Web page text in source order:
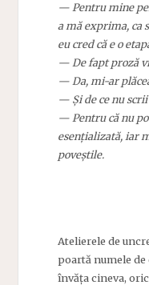
— Pentru mine
a mă exprima, ca
eu cred că e o
— De fapt proză
— Da, mi-ar
— Și de ce nu scrii
— Pentru că nu
esențializată, iar
poveștile.
Atelierele de
poartă numele
învăța cineva,